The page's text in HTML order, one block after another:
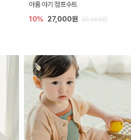
아롬 아기 점프수트
10% 27,000원 30,000원